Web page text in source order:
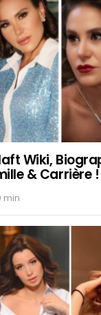
Wiki,
& Carrière !
min